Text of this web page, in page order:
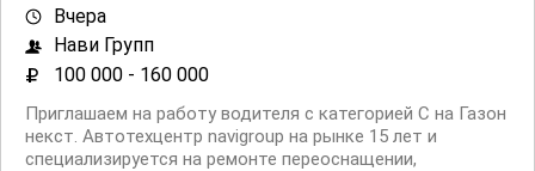
Вчера
Нави Групп
100 000 - 160 000
Приглашаем на работу водителя с категорией С на Газон
некст. Автотехцентр navigroup на рынке 15 лет и
специализируется на ремонте переоснащении,